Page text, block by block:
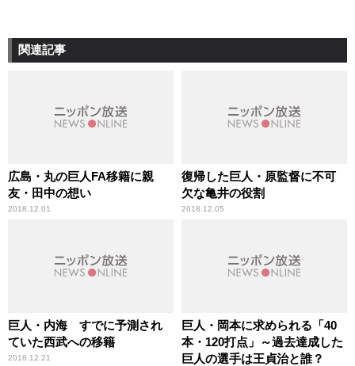
関連記事
広島・丸の巨人FA移籍に親
友・田中の想い
2018.12.01
復帰した巨人・原監督に不可
欠な亀井の役割
2018.12.05
巨人・内海 すでに予測され
ていた西武への移籍
2018.12.21
巨人・岡本に求められる「40
本・120打点」～過去達成した
巨人の選手は王貞治と誰？